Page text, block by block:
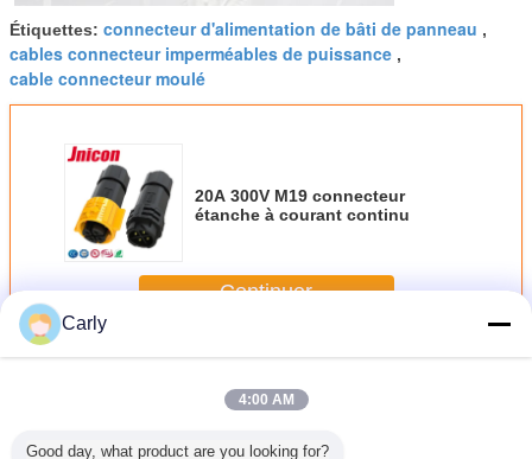
Étiquettes: connecteur d'alimentation de bâti de panneau ,
cables connecteur imperméables de puissance ,
cable connecteur moulé
20A 300V M19 connecteur
étanche à courant continu
Continuer
Plus20A imperméabilisent des connecteurs
Carly
4:00 AM
Good day, what product are you looking for?